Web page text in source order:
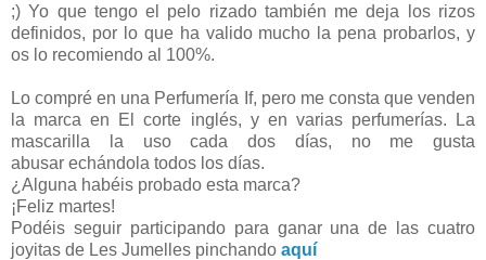
;) Yo que tengo el pelo rizado también me deja los rizos
definidos, por lo que ha valido mucho la pena probarlos, y
os lo recomiendo al 100%.
Lo compré en una Perfumería If, pero me consta que venden
la marca en El corte inglés, y en varias perfumerías. La
mascarilla la uso cada dos días, no me gusta
abusar echándola todos los días.
¿Alguna habéis probado esta marca?
¡Feliz martes!
Podéis seguir participando para ganar una de las cuatro
joyitas de Les Jumelles pinchando aquí